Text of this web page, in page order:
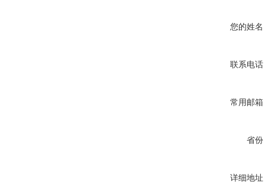
您的姓名
联系电话
常用邮箱
省份
详细地址